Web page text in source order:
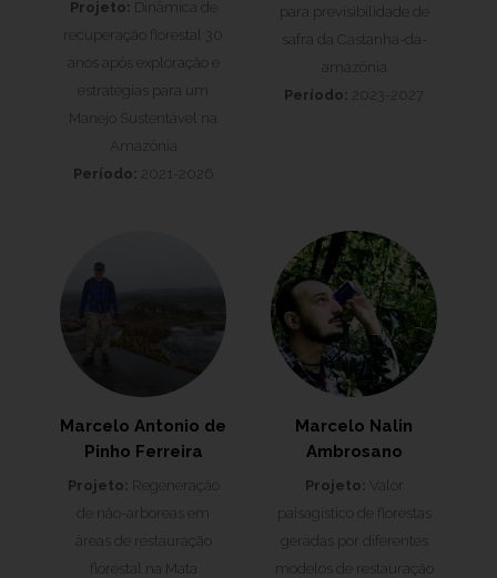
Projeto: Dinâmica de
recuperação florestal 30
anos após exploração e
estratégias para um
Manejo Sustentável na
Amazônia
Período: 2021-2026
para previsibilidade de
safra da Castanha-da-
amazônia
Período: 2023-2027
Marcelo Antonio de
Pinho Ferreira
Projeto: Regeneração
de não-arboreas em
áreas de restauração
florestal na Mata
Marcelo Nalin
Ambrosano
Projeto: Valor
paisagístico de florestas
geradas por diferentes
modelos de restauração